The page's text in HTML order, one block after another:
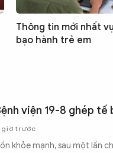
Thông tin mới nhất
bạo hành trẻ em
viện 19-8 ghép
giờ trước
khỏe mạnh, sau một lần